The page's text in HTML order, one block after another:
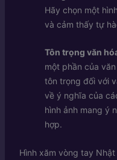
Hãy chọn một
và cảm thấy tự
Tôn trọng văn
một phần của
tôn trọng đối với
về ý nghĩa của
hình ảnh mang ý
hợp.
Hình xăm vòng tay